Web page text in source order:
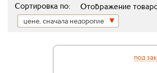
Отображение
Сортировка по:
цене, сначала недорогие
под